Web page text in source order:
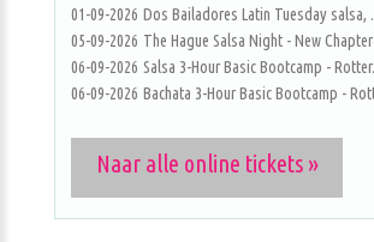
01-09-2026 Dos Bailadores Latin Tuesday salsa,
05-09-2026 The Hague Salsa Night - New Chapter
06-09-2026 Salsa 3-Hour Basic Bootcamp -
06-09-2026 Bachata 3-Hour Basic Bootcamp -
Naar alle online tickets »